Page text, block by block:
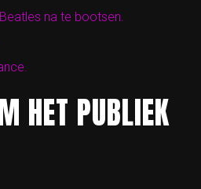
na te bootsen.
HET PUBLIEK